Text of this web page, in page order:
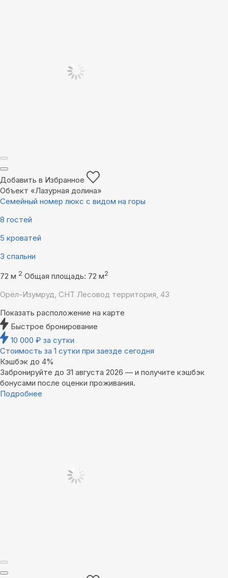
Добавить в Избранное
Объект «Лазурная долина»
Семейный номер люкс с видом на горы
8 гостей
5 кроватей
3 спальни
72 м 2 Общая площадь: 72 м2
Орёл-Изумруд, СНТ Лесовод территория, 43
Показать расположение на карте
Быстрое бронирование
10 000 ₽ за сутки
Стоимость за 1 сутки при заезде сегодня
Кэшбэк до 4%
Забронируйте до 31 августа 2026 — и получите кэшбэк
бонусами после оценки проживания.
Подробнее